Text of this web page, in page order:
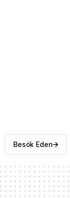
Besök Eden